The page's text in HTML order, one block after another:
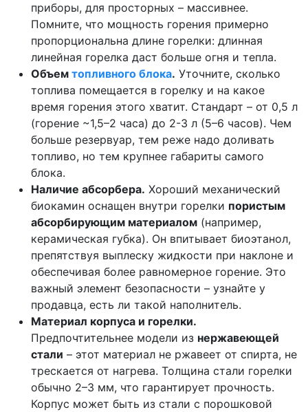
приборы, для просторных – массивнее.
Помните, что мощность горения примерно
пропорциональна длине горелки: длинная
линейная горелка даст больше огня и тепла.
Объем топливного блока. Уточните, сколько
топлива помещается в горелку и на какое
время горения этого хватит. Стандарт – от 0,5 л
(горение ~1,5–2 часа) до 2-3 л (5–6 часов). Чем
больше резервуар, тем реже надо доливать
топливо, но тем крупнее габариты самого
блока.
Наличие абсорбера. Хороший механический
биокамин оснащен внутри горелки пористым
абсорбирующим материалом (например,
керамическая губка). Он впитывает биоэтанол,
препятствуя выплеску жидкости при наклоне и
обеспечивая более равномерное горение. Это
важный элемент безопасности – узнайте у
продавца, есть ли такой наполнитель.
Материал корпуса и горелки.
Предпочтительнее модели из нержавеющей
стали – этот материал не ржавеет от спирта, не
трескается от нагрева. Толщина стали горелки
обычно 2–3 мм, что гарантирует прочность.
Корпус может быть из стали с порошковой